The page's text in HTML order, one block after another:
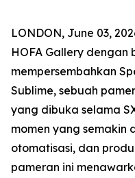
LONDON, June 03,
HOFA Gallery dengan
mempersembahkan
Sublime, sebuah
yang dibuka selama
momen yang semakin
otomatisasi, dan
pameran ini